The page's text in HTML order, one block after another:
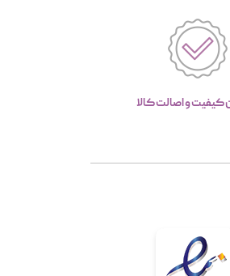
و اصالت کالا